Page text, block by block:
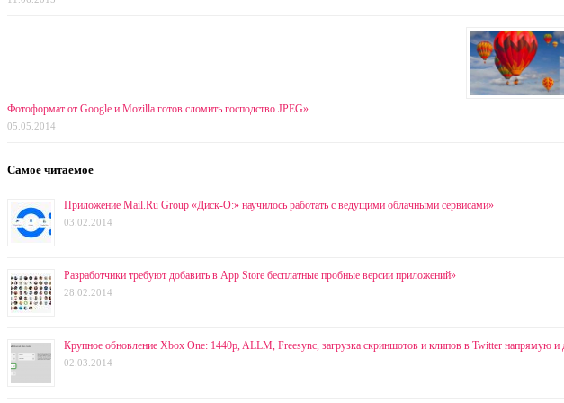
Фотоформат от Google и Mozilla готов сломить господство JPEG»
05.05.2014
Самое читаемое
Приложение Mail.Ru Group «Диск-О:» научилось работать с ведущими облачными сервисами»
03.02.2014
Разработчики требуют добавить в App Store бесплатные пробные версии приложений»
28.02.2014
Крупное обновление Xbox One: 1440p, ALLM, Freesync, загрузка скриншотов и клипов в Twitter напрямую и
02.03.2014